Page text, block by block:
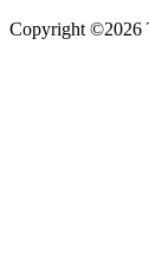
Copyright ©2026